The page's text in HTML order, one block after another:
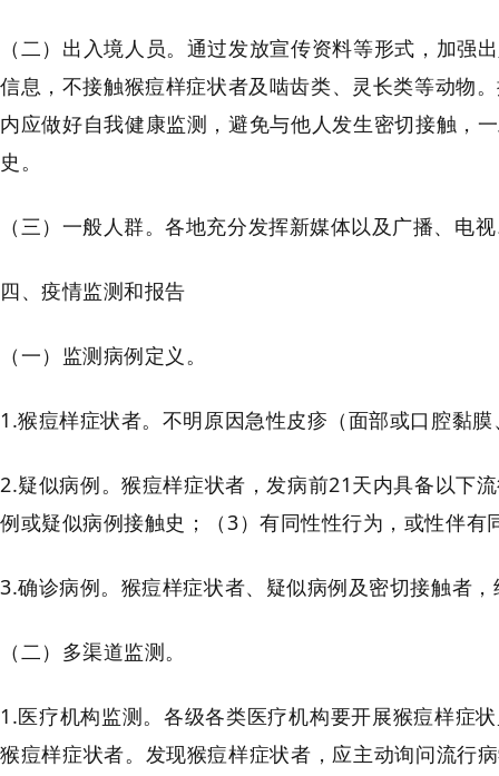
（二）出入境人员。通过发放宣传资料等形式，加
信息，不接触猴痘样症状者及啮齿类、灵长类等动物
内应做好自我健康监测，避免与他人发生密切接触，
史。
（三）一般人群。各地充分发挥新媒体以及广播、电
四、疫情监测和报告
（一）监测病例定义。
1.猴痘样症状者。不明原因急性皮疹（面部或口腔黏
2.疑似病例。猴痘样症状者，发病前21天内具备以下
例或疑似病例接触史；（3）有同性性行为，或性伴
3.确诊病例。猴痘样症状者、疑似病例及密切接触者
（二）多渠道监测。
1.医疗机构监测。各级各类医疗机构要开展猴痘样症
猴痘样症状者。发现猴痘样症状者，应主动询问流行